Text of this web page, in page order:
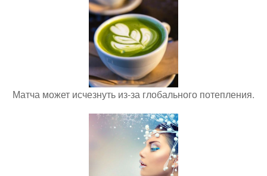
Матча может исчезнуть из-за глобального потепления.